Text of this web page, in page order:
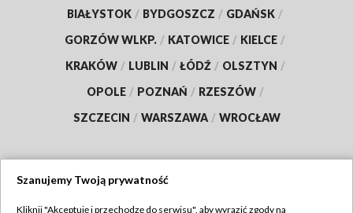
BIAŁYSTOK / BYDGOSZCZ / GDAŃSK /
GORZÓW WLKP. / KATOWICE / KIELCE /
KRAKÓW / LUBLIN / ŁÓDŹ / OLSZTYN /
OPOLE / POZNAŃ / RZESZÓW /
SZCZECIN / WARSZAWA / WROCŁAW
Szanujemy Twoją prywatność
Kliknij "Akceptuję i przechodzę do serwisu", aby wyrazić zgody na